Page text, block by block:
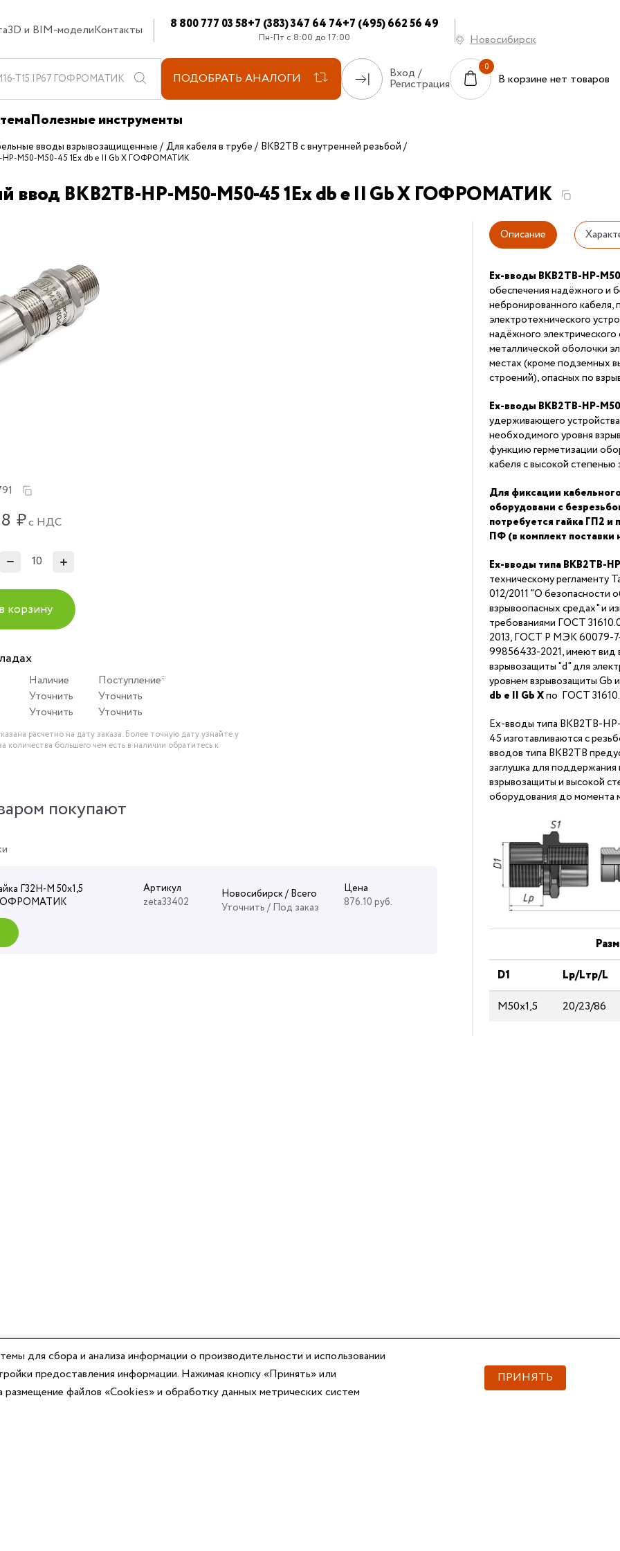
3D и BIM-моделиКонтакты 8 800 777 03 58+7 (383) 347 64 74+7 (495) 662 56 49
Пн-Пт с 8:00 до 17:00 Новосибирск
ПОДОБРАТЬ АНАЛОГИ Вход /
Регистрация В корзине нет товаров
Полезные инструменты
вводы взрывозащищенные Для кабеля в трубе ВКВ2ТВ с внутренней резьбой
НР-М50-М50-45 1Ex db e II Gb X ГОФРОМАТИК
ввод ВКВ2ТВ-НР-М50-М50-45 1Ex db e II Gb X ГОФРОМАТИК
₽с НДС
корзину
Наличие
Поступление*
Уточнить
Уточнить
Уточнить Уточнить
расчетно на дату заказа. Более точную дату узнайте у
количества большего чем есть в наличии обратитесь к
покупают
Г32Н-М 50х1,5
Артикул
zeta33402
Новосибирск / Всего
Уточнить / Под заказ
Цена
876.10 руб.
Описание
Ex-вводы ВКВ2ТВ-НР-
обеспечения надёжного и
небронированного кабеля,
электротехнического
надёжного
металлической оболочки
местах (кроме подземных
строений), опасных по
Ex-вводы ВКВ2ТВ-НР-
удерживающего
необходимого уровня
функцию герметизации
кабеля с высокой
Для фиксации
оборудовани с
потребуется гайка ГП2 и
ПФ (в комплект поставки
Ex-вводы типа ВКВ2ТВ-
техническому
012/2011 "О безопасности
взрывоопасных средах" и
требованиями ГОСТ
2013, ГОСТ Р МЭК 60079-
99856433-2021, имеют вид
взрывозащиты "d" для
уровнем взрывозащиты Gb
db е II Gb Xпо ГОСТ
Ex-вводы типа ВКВ2ТВ-
45 изготавливаются с
вводов типа ВКВ2ТВ
заглушка для
взрывозащиты и высокой
оборудования до момента
D1
Lp/Lтp/L
М50х1,5
20/23/86
для сбора и анализа информации о производительности и использовании
предоставления информации. Нажимая кнопку «Принять» или
размещение файлов «Cookies» и обработку данных метрических систем
ПРИНЯТЬ